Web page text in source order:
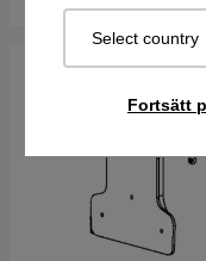
Select country
Fortsätt